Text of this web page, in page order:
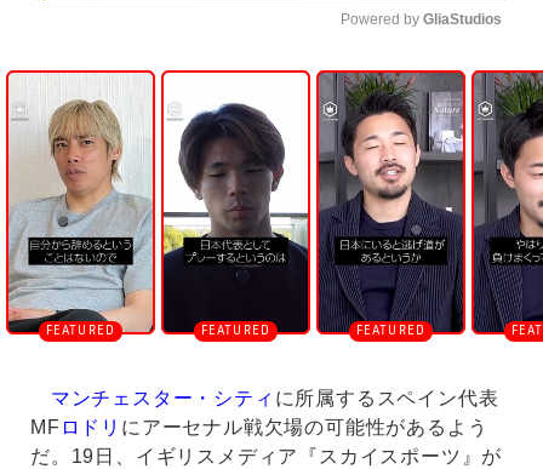
U
n
m
u
t
e
Powered by GliaStudios
マンチェスター・シティ に所属するスペイン代表
MF ロドリ にアーセナル戦欠場の可能性があるよう
だ。19日、イギリスメディア『スカイスポーツ』が